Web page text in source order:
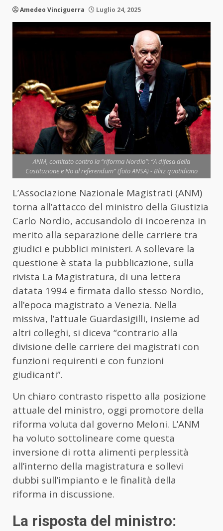
Amedeo Vinciguerra Luglio 24, 2025
ANM, comitato contro la “riforma Nordio”: “A difesa della
Costituzione e No al referendum” (foto ANSA) - Blitz quotidiano
L’Associazione Nazionale Magistrati (ANM)
torna all’attacco del ministro della Giustizia
Carlo Nordio, accusandolo di incoerenza in
merito alla separazione delle carriere tra
giudici e pubblici ministeri. A sollevare la
questione è stata la pubblicazione, sulla
rivista La Magistratura, di una lettera
datata 1994 e firmata dallo stesso Nordio,
all’epoca magistrato a Venezia. Nella
missiva, l’attuale Guardasigilli, insieme ad
altri colleghi, si diceva “contrario alla
divisione delle carriere dei magistrati con
funzioni requirenti e con funzioni
giudicanti”.
Un chiaro contrasto rispetto alla posizione
attuale del ministro, oggi promotore della
riforma voluta dal governo Meloni. L’ANM
ha voluto sottolineare come questa
inversione di rotta alimenti perplessità
all’interno della magistratura e sollevi
dubbi sull’impianto e le finalità della
riforma in discussione.
La risposta del ministro: